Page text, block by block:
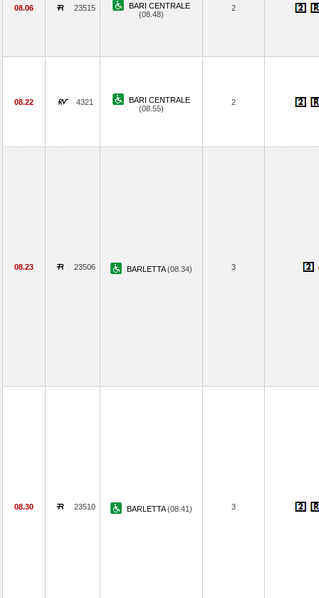
08.06 23515
BARI CENTRALE
(08.48)
2
08.22 4321
BARI CENTRALE
(08.55)
2
08.23 23506 BARLETTA(08.34) 3
08.30 23510 BARLETTA(08.41) 3